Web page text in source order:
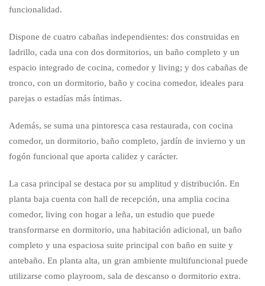
funcionalidad.
Dispone de cuatro cabañas independientes: dos construidas en
ladrillo, cada una con dos dormitorios, un baño completo y un
espacio integrado de cocina, comedor y living; y dos cabañas de
tronco, con un dormitorio, baño y cocina comedor, ideales para
parejas o estadías más íntimas.
Además, se suma una pintoresca casa restaurada, con cocina
comedor, un dormitorio, baño completo, jardín de invierno y un
fogón funcional que aporta calidez y carácter.
La casa principal se destaca por su amplitud y distribución. En
planta baja cuenta con hall de recepción, una amplia cocina
comedor, living con hogar a leña, un estudio que puede
transformarse en dormitorio, una habitación adicional, un baño
completo y una espaciosa suite principal con baño en suite y
antebaño. En planta alta, un gran ambiente multifuncional puede
utilizarse como playroom, sala de descanso o dormitorio extra.